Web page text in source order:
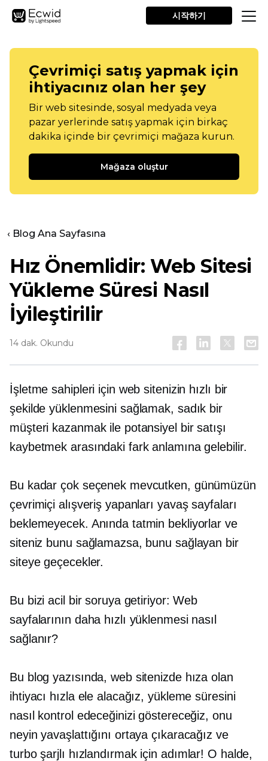
시작하기
Çevrimiçi satış yapmak için
ihtiyacınız olan her şey
Bir web sitesinde, sosyal medyada veya
pazar yerlerinde satış yapmak için birkaç
dakika içinde bir çevrimiçi mağaza kurun.
Mağaza oluştur
‹ Blog Ana Sayfasına
Hız Önemlidir: Web Sitesi
Yükleme Süresi Nasıl
İyileştirilir
14 dak. Okundu
İşletme sahipleri için web sitenizin hızlı bir
şekilde yüklenmesini sağlamak, sadık bir
müşteri kazanmak ile potansiyel bir satışı
kaybetmek arasındaki fark anlamına gelebilir.
Bu kadar çok seçenek mevcutken, günümüzün
çevrimiçi alışveriş yapanları yavaş sayfaları
beklemeyecek. Anında tatmin bekliyorlar ve
siteniz bunu sağlamazsa, bunu sağlayan bir
siteye geçecekler.
Bu bizi acil bir soruya getiriyor: Web
sayfalarının daha hızlı yüklenmesi nasıl
sağlanır?
Bu blog yazısında, web sitenizde hıza olan
ihtiyacı hızla ele alacağız, yükleme süresini
nasıl kontrol edeceğinizi göstereceğiz, onu
neyin yavaşlattığını ortaya çıkaracağız ve
turbo şarjlı hızlandırmak için adımlar! O halde,